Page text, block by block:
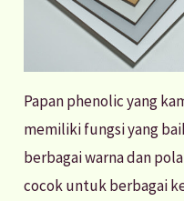
Papan phenolic yang
memiliki fungsi yang
berbagai warna dan
cocok untuk berbagai